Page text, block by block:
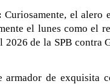
Curiosamente, el alero
el lunes como el
2026 de la SPB contra
armador de exquisita